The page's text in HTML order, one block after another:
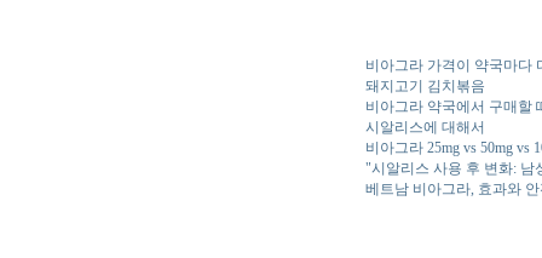
비아그라 가격이 약국마다
돼지고기 김치볶음
비아그라 약국에서 구매할
시알리스에 대해서
비아그라 25mg vs 50mg vs
"시알리스 사용 후 변화: 남
베트남 비아그라, 효과와 안